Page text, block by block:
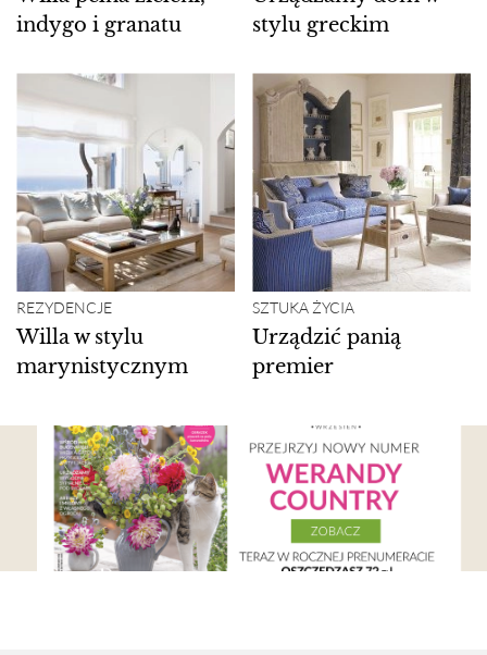
indygo i granatu
stylu greckim
REZYDENCJE
Willa w stylu
marynistycznym
SZTUKA ŻYCIA
Urządzić panią
premier